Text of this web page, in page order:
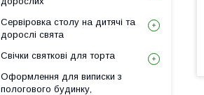
Сервіровка столу на дитячі та
дорослі свята
Свічки святкові для торта
Оформлення для виписки з
пологового будинку,